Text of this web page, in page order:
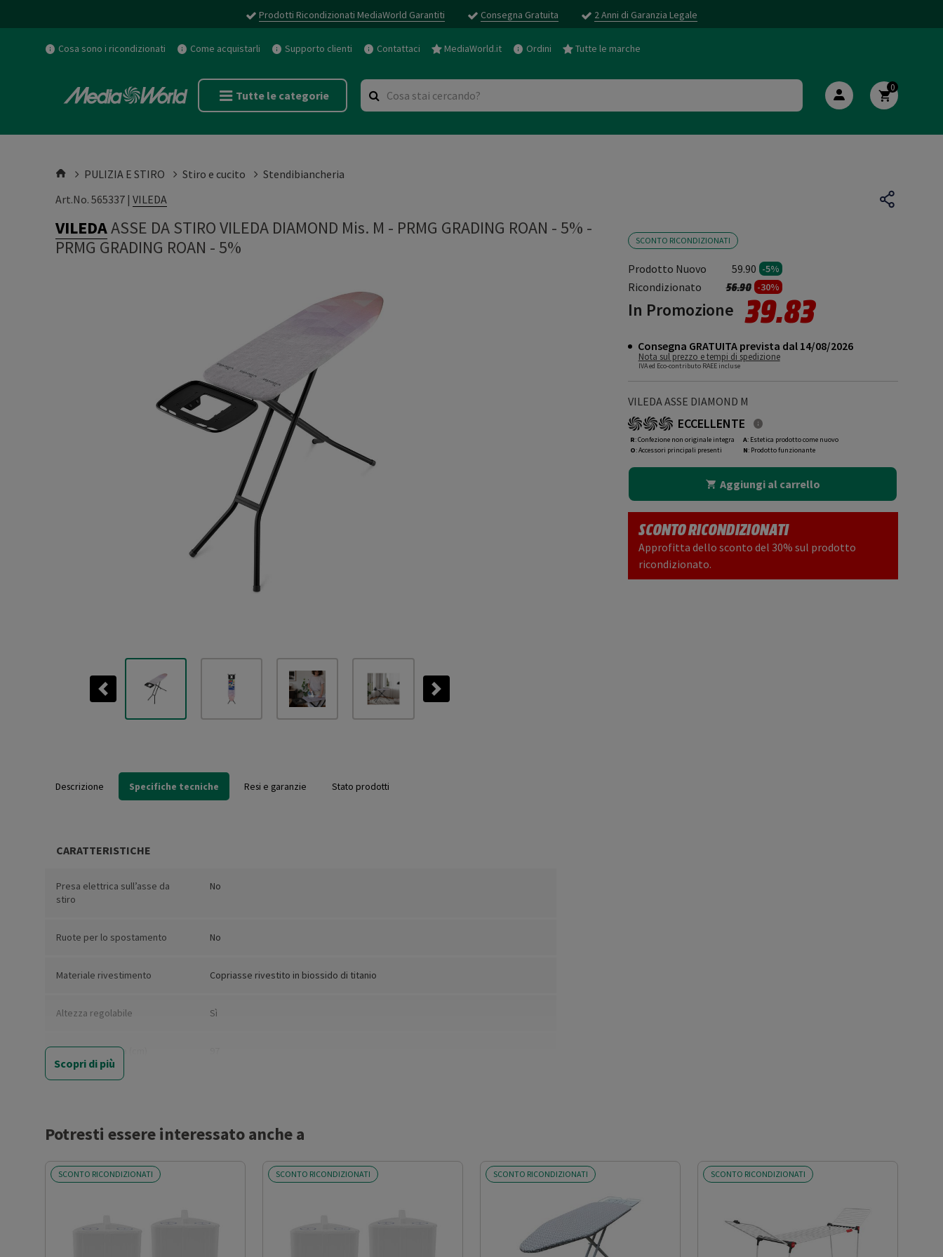
Prodotti Ricondizionati MediaWorld Garantiti Consegna Gratuita 2 Anni di Garanzia Legale
Cosa sono i ricondizionati Come acquistarli Supporto clienti Contattaci MediaWorld.it Ordini Tutte le marche
Tutte le categorie
0
PULIZIA E STIRO Stiro e cucito
Stendibiancheria
Art.No. 565337 | VILEDA
VILEDAASSE DA STIRO VILEDA DIAMOND Mis. M - PRMG GRADING ROAN - 5% -
PRMG GRADING ROAN - 5%
Previous Next
SCONTO RICONDIZIONATI
Prodotto Nuovo 59.90 -5%
Ricondizionato Prezzo ridotto da
56.90a-30%
In Promozione 39.83
Consegna GRATUITA prevista dal 14/08/2026
Nota sul prezzo e tempi di spedizione
IVA ed Eco-contributo RAEE incluse
VILEDA ASSE DIAMOND M
ECCELLENTE
R: Confezione non originale integra
O: Accessori principali presenti
A: Estetica prodotto come nuovo
N: Prodotto funzionante
Aggiungi al carrello
SCONTO RICONDIZIONATI
Approfitta dello sconto del 30% sul prodotto
ricondizionato.
Descrizione Specifiche tecniche Resi e garanzie Stato prodotti
CARATTERISTICHE
Presa elettrica sull’asse da
stiro
No
Ruote per lo spostamento No
Materiale rivestimento Copriasse rivestito in biossido di titanio
Altezza regolabile Sì
Altezza massima (cm)
Altezza netta del prodotto
97
Scopri di più
Potresti essere interessato anche a
SCONTO RICONDIZIONATI SCONTO RICONDIZIONATI SCONTO RICONDIZIONATI SCONTO RICONDIZIONATI